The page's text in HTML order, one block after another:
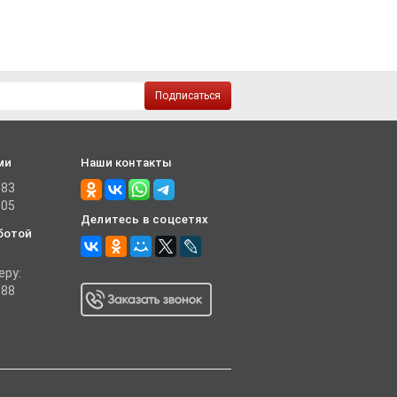
Подписаться
Наши контакты
Делитесь в соцсетях